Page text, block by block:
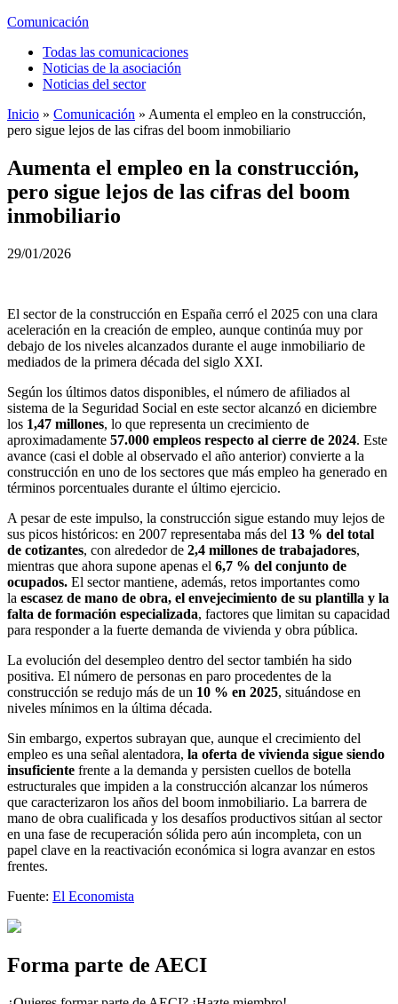
Comunicación
Todas las comunicaciones
Noticias de la asociación
Noticias del sector
Inicio » Comunicación » Aumenta el empleo en la construcción,
pero sigue lejos de las cifras del boom inmobiliario
Aumenta el empleo en la construcción,
pero sigue lejos de las cifras del boom
inmobiliario
29/01/2026
El sector de la construcción en España cerró el 2025 con una clara
aceleración en la creación de empleo, aunque continúa muy por
debajo de los niveles alcanzados durante el auge inmobiliario de
mediados de la primera década del siglo XXI.
Según los últimos datos disponibles, el número de afiliados al
sistema de la Seguridad Social en este sector alcanzó en diciembre
los 1,47 millones, lo que representa un crecimiento de
aproximadamente 57.000 empleos respecto al cierre de 2024. Este
avance (casi el doble al observado el año anterior) convierte a la
construcción en uno de los sectores que más empleo ha generado en
términos porcentuales durante el último ejercicio.
A pesar de este impulso, la construcción sigue estando muy lejos de
sus picos históricos: en 2007 representaba más del 13 % del total
de cotizantes, con alrededor de 2,4 millones de trabajadores,
mientras que ahora supone apenas el 6,7 % del conjunto de
ocupados. El sector mantiene, además, retos importantes como
la escasez de mano de obra, el envejecimiento de su plantilla y la
falta de formación especializada, factores que limitan su capacidad
para responder a la fuerte demanda de vivienda y obra pública.
La evolución del desempleo dentro del sector también ha sido
positiva. El número de personas en paro procedentes de la
construcción se redujo más de un 10 % en 2025, situándose en
niveles mínimos en la última década.
Sin embargo, expertos subrayan que, aunque el crecimiento del
empleo es una señal alentadora, la oferta de vivienda sigue siendo
insuficiente frente a la demanda y persisten cuellos de botella
estructurales que impiden a la construcción alcanzar los números
que caracterizaron los años del boom inmobiliario. La barrera de
mano de obra cualificada y los desafíos productivos sitúan al sector
en una fase de recuperación sólida pero aún incompleta, con un
papel clave en la reactivación económica si logra avanzar en estos
frentes.
Fuente: El Economista
Forma parte de AECI